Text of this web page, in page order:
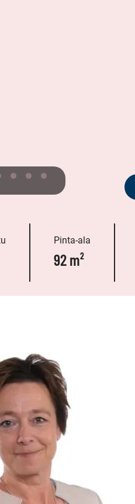
Pinta-ala
92 m²